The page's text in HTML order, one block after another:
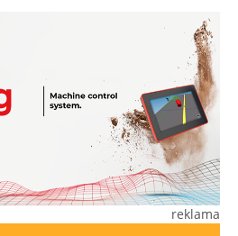
reklama